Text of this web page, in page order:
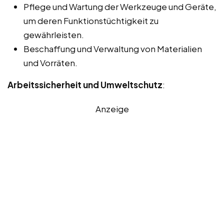
Pflege und Wartung der Werkzeuge und Geräte,
um deren Funktionstüchtigkeit zu
gewährleisten.
Beschaffung und Verwaltung von Materialien
und Vorräten.
Arbeitssicherheit und Umweltschutz:
Anzeige